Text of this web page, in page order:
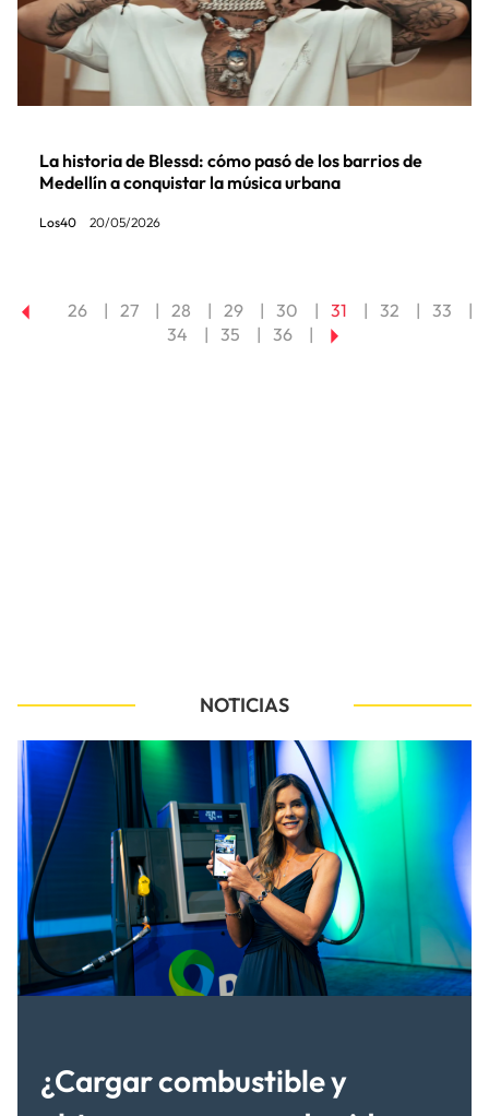
La historia de Blessd: cómo pasó de los barrios de
Medellín a conquistar la música urbana
Los40 20/05/2026
26 27 28 29 30 31 32
33
34
35 36
NOTICIAS
¿Cargar combustible y